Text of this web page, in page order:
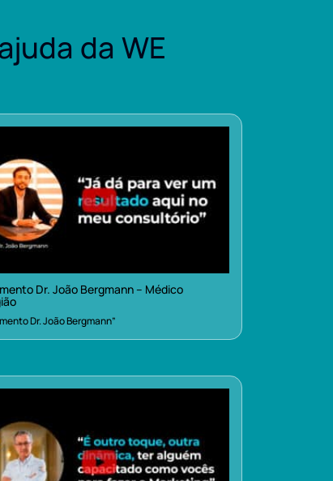
da WE
Dr. João Bergmann – Médico
Dr. João Bergmann”